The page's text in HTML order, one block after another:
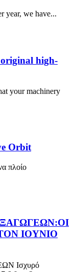
year, we have...
high-
your machinery
Orbit
πλοίο
ΙΟΥΝΙΟ
Ισχυρό